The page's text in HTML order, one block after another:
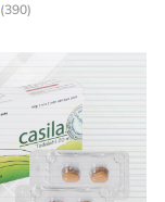
(390)